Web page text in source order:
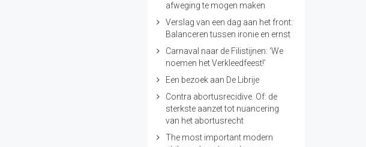
afweging te mogen maken
Verslag van een dag aan het front:
Balanceren tussen ironie en ernst
Carnaval naar de Filistijnen: ‘We
noemen het Verkleedfeest!’
Een bezoek aan De Librije
Contra abortusrecidive. Of: de
sterkste aanzet tot nuancering
van het abortusrecht
The most important modern